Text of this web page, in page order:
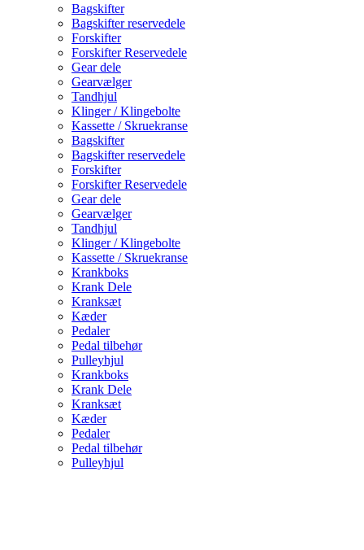
Bagskifter
Bagskifter reservedele
Forskifter
Forskifter Reservedele
Gear dele
Gearvælger
Tandhjul
Klinger / Klingebolte
Kassette / Skruekranse
Bagskifter
Bagskifter reservedele
Forskifter
Forskifter Reservedele
Gear dele
Gearvælger
Tandhjul
Klinger / Klingebolte
Kassette / Skruekranse
Krankboks
Krank Dele
Kranksæt
Kæder
Pedaler
Pedal tilbehør
Pulleyhjul
Krankboks
Krank Dele
Kranksæt
Kæder
Pedaler
Pedal tilbehør
Pulleyhjul